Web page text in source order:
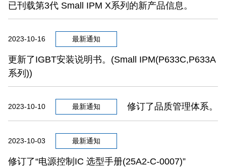
已刊载第3代 Small IPM X系列的新产品信息。
2023-10-16 最新通知
更新了IGBT安装说明书。(Small IPM(P633C,P633A
系列))
2023-10-10 最新通知 修订了品质管理体系。
2023-10-03 最新通知
修订了“电源控制IC 选型手册(25A2-C-0007)”